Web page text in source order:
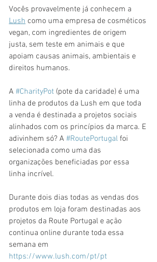
Vocês provavelmente já conhecem a
Lush como uma empresa de cosméticos
vegan, com ingredientes de origem
justa, sem teste em animais e que
apoiam causas animais, ambientais e
direitos humanos.
A #CharityPot (pote da caridade) é uma
linha de produtos da Lush em que toda
a venda é destinada a projetos sociais
alinhados com os princípios da marca. E
adivinhem só? A #RoutePortugal foi
selecionada como uma das
organizações beneficiadas por essa
linha incrível.
Durante dois dias todas as vendas dos
produtos em loja foram destinadas aos
projetos da Route Portugal e ação
continua online durante toda essa
semana em
https://www.lush.com/pt/pt